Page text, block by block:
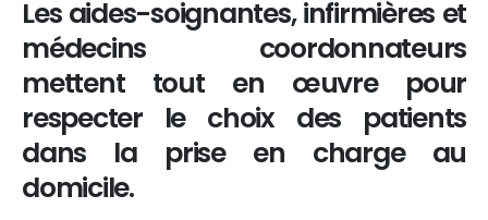
Les aides-soignantes, infirmières et
médecins coordonnateurs
mettent tout en œuvre pour
respecter le choix des patients
dans la prise en charge au
domicile.